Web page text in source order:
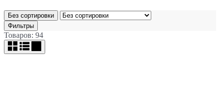
Без сортировки
Фильтры
Товаров: 94